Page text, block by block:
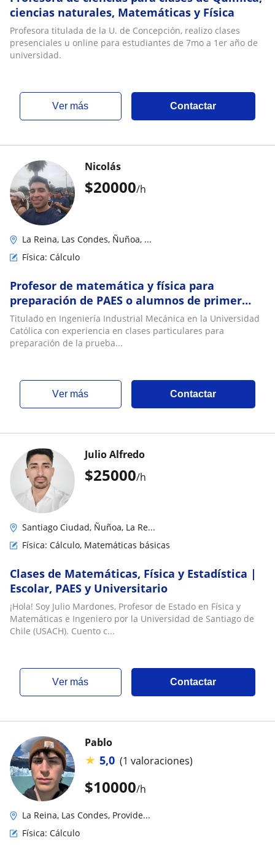
ciencias naturales, Matemáticas y Física
Profesora titulada de la U. de Concepción, realizo clases
presenciales u online para estudiantes de 7mo a 1er año de
universidad.
ver más Contactar
$20000/h
Nicolás
La Reina, Las Condes, Ñuñoa, ...
Física: Cálculo
Profesor de matemática y física para
preparación de PAES o alumnos de primer
año de universidad
Titulado en Ingeniería Industrial Mecánica en la Universidad
Católica con experiencia en clases particulares para
preparación de la prueba...
ver más Contactar
$25000/h
Julio Alfredo
Santiago Ciudad, Ñuñoa, La Re...
Física: Cálculo, Matemáticas básicas
Clases de Matemáticas, Física y Estadística |
Escolar, PAES y Universitario
¡Hola! Soy Julio Mardones, Profesor de Estado en Física y
Matemáticas e Ingeniero por la Universidad de Santiago de
Chile (USACH). Cuento c...
ver más Contactar
$10000/h
Pablo
★ 5,0 (1 valoraciones)
La Reina, Las Condes, Provide...
Física: Cálculo